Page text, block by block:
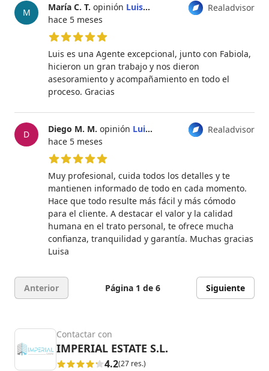
M Realadvisor
María C. T. opinión Luisa Fernández Rasmussen
hace 5 meses
5 de 5 estrellas
Luis es una Agente excepcional, junto con Fabiola,
hicieron un gran trabajo y nos dieron
asesoramiento y acompañamiento en todo el
proceso. Gracias
D Realadvisor
Diego M. M. opinión Luisa Fernández Rasmussen
hace 5 meses
5 de 5 estrellas
Muy profesional, cuida todos los detalles y te
mantienen informado de todo en cada momento.
Hace que todo resulte más fácil y más cómodo
para el cliente. A destacar el valor y la calidad
humana en el trato personal, te ofrece mucha
confianza, tranquilidad y garantía. Muchas gracias
Luisa
Anterior Página 1 de 6 Siguiente
Contactar con
IMPERIAL ESTATE S.L.
4.2(27 res.)